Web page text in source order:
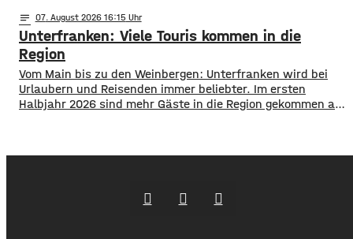
Geschwindigkeit fuhr er in Richtung B286. Als in die Polizei
stoppen wollte rammte er den Streifenwagen, stürzte und
setzte anschließend seine Flucht fort, wobei er einen
notes 07. August 2026 16:15
Unterfranken: Viele Touris kommen in die
Region
Vom Main bis zu den Weinbergen: Unterfranken wird bei
Urlaubern und Reisenden immer beliebter. Im ersten
Halbjahr 2026 sind mehr Gäste in die Region gekommen als